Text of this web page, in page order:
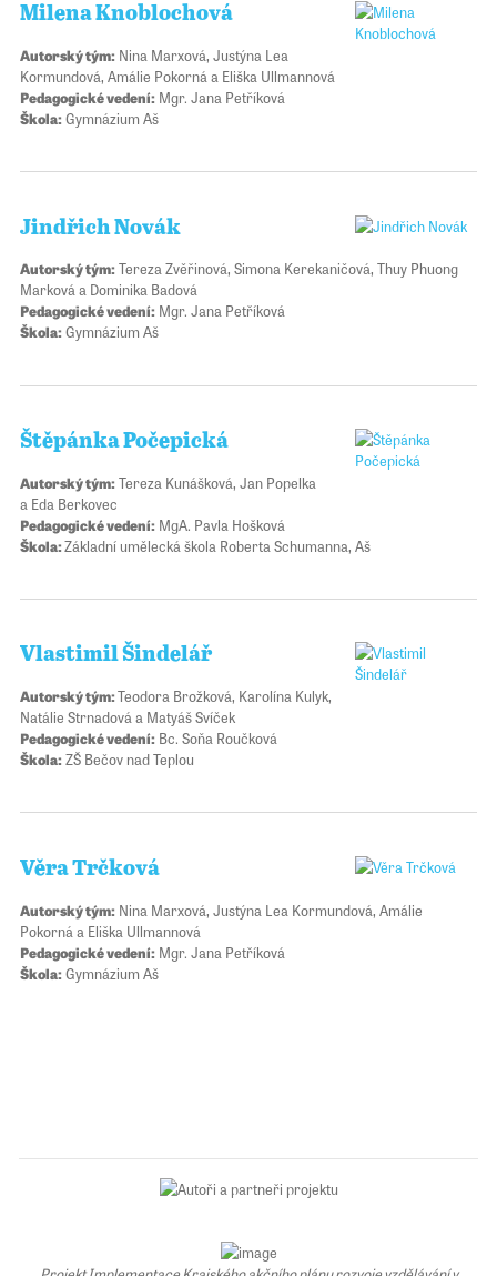
Milena Knoblochová
Autorský tým: Nina Marxová, Justýna Lea
Kormundová, Amálie Pokorná a Eliška Ullmannová
Pedagogické vedení: Mgr. Jana Petříková
Škola:Gymnázium Aš
Jindřich Novák
Autorský tým:Tereza Zvěřinová, Simona Kerekaničová, Thuy Phuong
Marková a Dominika Badová
Pedagogické vedení: Mgr. Jana Petříková
Škola:Gymnázium Aš
Štěpánka Počepická
Autorský tým:Tereza Kunášková, Jan Popelka
a Eda Berkovec
Pedagogické vedení: MgA. Pavla Hošková
Škola:Základní umělecká škola Roberta Schumanna, Aš
Vlastimil Šindelář
Autorský tým:Teodora Brožková, Karolína Kulyk,
Natálie Strnadová a Matyáš Svíček
Pedagogické vedení: Bc. Soňa Roučková
Škola:ZŠ Bečov nad Teplou
Věra Trčková
Autorský tým: Nina Marxová, Justýna Lea Kormundová, Amálie
Pokorná a Eliška Ullmannová
Pedagogické vedení: Mgr. Jana Petříková
Škola:Gymnázium Aš